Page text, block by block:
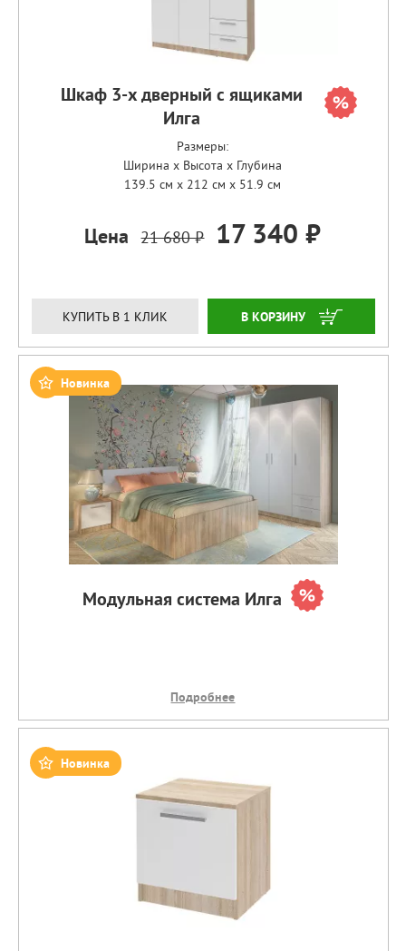
Шкаф 3-х дверный с ящиками
Илга
Размеры:
Ширина x Высота x Глубина
139.5 см x 212 см x 51.9 см
Цена 21 680 ₽ 17 340 ₽
КУПИТЬ В 1 КЛИК ЗАКАЗАТЬ
Новинка
Модульная система Илга
Подробнее
Новинка